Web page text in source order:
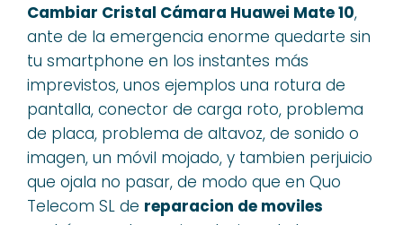
Cambiar Cristal Cámara Huawei Mate 10,
ante de la emergencia enorme quedarte sin
tu smartphone en los instantes más
imprevistos, unos ejemplos una rotura de
pantalla, conector de carga roto, problema
de placa, problema de altavoz, de sonido o
imagen, un móvil mojado, y tambien perjuicio
que ojala no pasar, de modo que en Quo
Telecom SL de reparacion de moviles